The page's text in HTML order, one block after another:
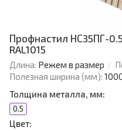
Профнастил НС35ПГ-
RAL1015
Длина: Режем в размер
Полезная ширина (мм):
Толщина металла, мм:
0.5
Цвет: